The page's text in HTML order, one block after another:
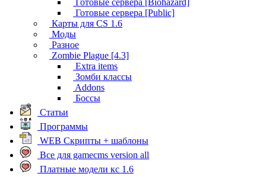
Готовые сервера [Public]
Карты для CS 1.6
Моды
Разное
Zombie Plague [4.3]
Extra items
Зомби классы
Addons
Боссы
Статьи
Программы
WEB Скрипты + шаблоны
Все для gamecms version all
Платные модели кс 1.6